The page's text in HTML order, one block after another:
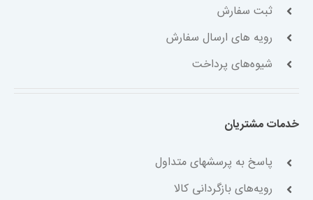
ثبت سفارش
رویه های ارسال سفارش
شیوه‌های پرداخت
خدمات مشتریان
پاسخ به پرسشهای متداول
رویه‌های بازگردانی کالا